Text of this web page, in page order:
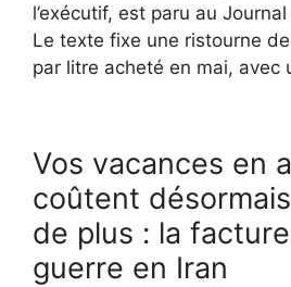
l’exécutif, est paru au
Le texte fixe une ristourne
par litre acheté en mai, avec
Vos vacances en
coûtent
de plus : la
guerre en Iran